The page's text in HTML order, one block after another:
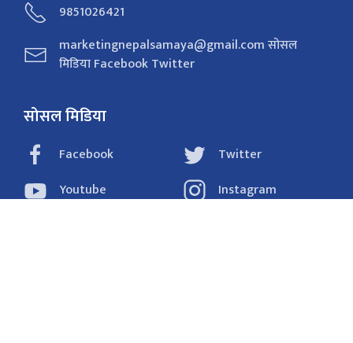
9851026421
marketingnepalsamaya@gmail.com सोसल
मिडिया Facebook Twitter
सोसल मिडिया
Facebook
Twitter
Youtube
Instagram